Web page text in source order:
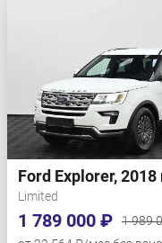
Ford Explorer, 2018
Limited
1 789 000 ₽
1 989